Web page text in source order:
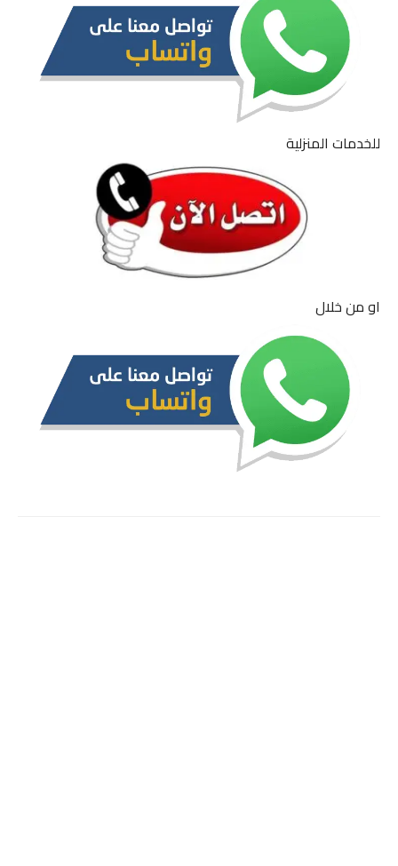
للخدمات المنزلية
او من خلال